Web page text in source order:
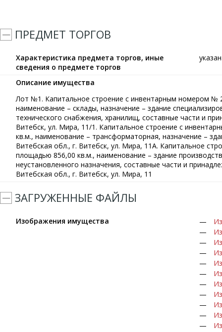
ПРЕДМЕТ ТОРГОВ
Характеристика предмета торгов, иные
сведения о предмете торгов
Описание имущества
Лот №1. Капитальное строение с инвентарным номером
наименование – склады, назначение – здание
технического снабжения, хранилищ, составные части и
Витебск, ул. Мира, 11/1. Капитальное строение с
кв.м., наименование – трансформаторная, назначение –
Витебская обл., г. Витебск, ул. Мира, 11А. Капитальное
площадью 856,00 кв.м., наименование – здание
неустановленного назначения, составные части и
Витебская обл., г. Витебск, ул. Мира, 11
ЗАГРУЖЕННЫЕ ФАЙЛЫ
Изображения имущества